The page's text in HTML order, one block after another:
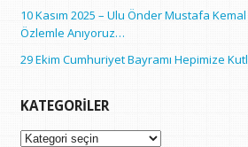
10 Kasım 2025 – Ulu Önder Mustafa
Özlemle Anıyoruz…
29 Ekim Cumhuriyet Bayramı Hepimize
KATEGORILER
Kategoriler